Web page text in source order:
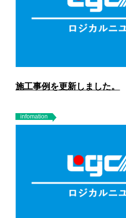
施工事例を更新しました。
infomation